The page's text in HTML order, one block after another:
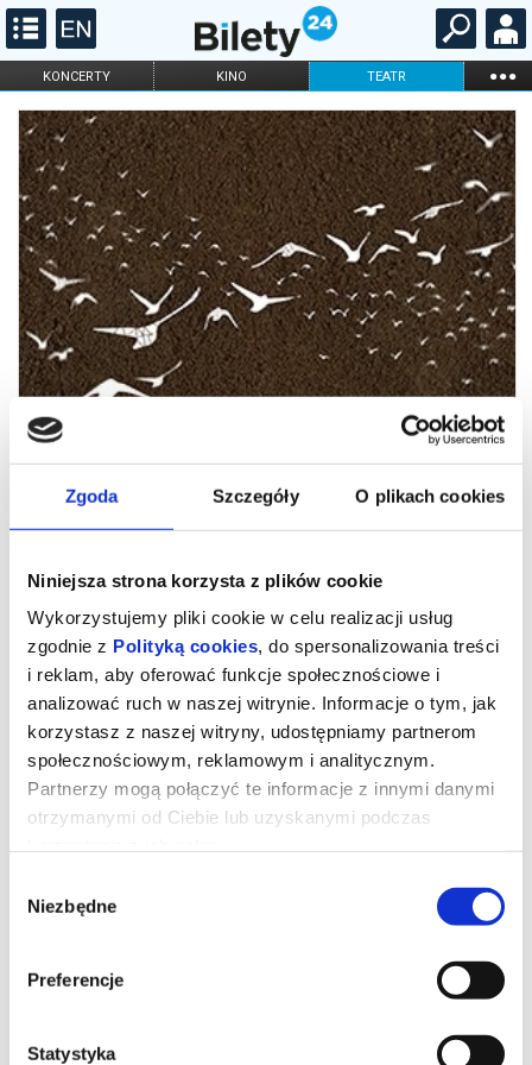
Zgoda Szczegóły O plikach cookies
Niniejsza strona korzysta z plików cookie
Wykorzystujemy pliki cookie w celu realizacji usług
zgodnie z Polityką cookies, do spersonalizowania treści
i reklam, aby oferować funkcje społecznościowe i
analizować ruch w naszej witrynie. Informacje o tym, jak
korzystasz z naszej witryny, udostępniamy partnerom
społecznościowym, reklamowym i analitycznym.
Partnerzy mogą połączyć te informacje z innymi danymi
otrzymanymi od Ciebie lub uzyskanymi podczas
zgody
Niezbędne
Preferencje
Statystyka
KONCERTY KINO TEATR ...
FILHARMONIA OPERA I BALET
STAND-UP
DLA DZIECI
ONLINE KARNETY
Stary Browar Nowy Taniec na
PROJEKT YANKA RUDZKA: ZACZYN
Stary Browar Nowy Taniec na
Malcie
Joanna Leśnierowska PROJEKT YANKA
RUDZKA: ZACZYN
Podążając śladem artystycznych gestów polskiej choreografki
najważniejszych artystek tańca modern w brazylijskim
Salvadorze, materiałem wyjściowym dla Zaczynu są
niestylizowane tańce tradycyjne – polski oberek i brazylijska
brazylijskich tancerzy. Inscenizując spotkanie w praktyce, twórcy
spektaklu, stawiają pytanie o to, jak kultura tradycyjna może
inspirować współczesną choreografię jednocześnie zgłębiając i